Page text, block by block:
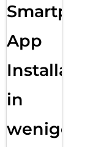
Smartphone
App
Installation
in
wenigen